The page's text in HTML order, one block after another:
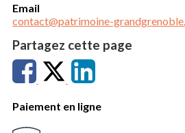
Email
contact@patrimoine-
Partagez cette page
Paiement en ligne